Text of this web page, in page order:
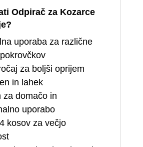
Odpirač za Kozarce
uporaba za različne
za boljši oprijem
in lahek
za domačo in
uporabo
kosov za večjo